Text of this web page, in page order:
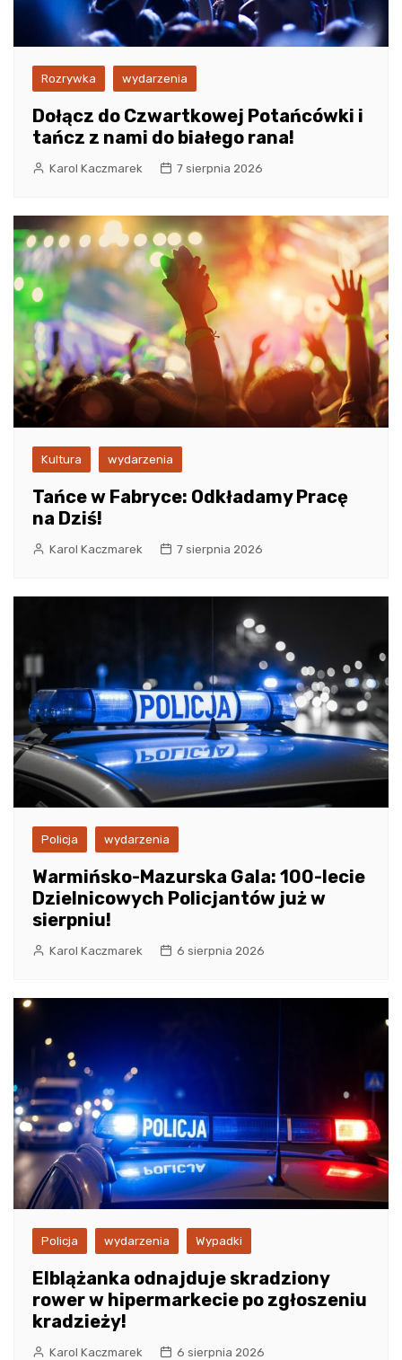
Rozrywka wydarzenia
Dołącz do Czwartkowej Potańcówki i
tańcz z nami do białego rana!
Karol Kaczmarek 7 sierpnia 2026
Kultura wydarzenia
Tańce w Fabryce: Odkładamy Pracę
na Dziś!
Karol Kaczmarek 7 sierpnia 2026
Policja wydarzenia
Warmińsko-Mazurska Gala: 100-lecie
Dzielnicowych Policjantów już w
sierpniu!
Karol Kaczmarek 6 sierpnia 2026
Policja wydarzenia Wypadki
Elblążanka odnajduje skradziony
rower w hipermarkecie po zgłoszeniu
kradzieży!
Karol Kaczmarek 6 sierpnia 2026